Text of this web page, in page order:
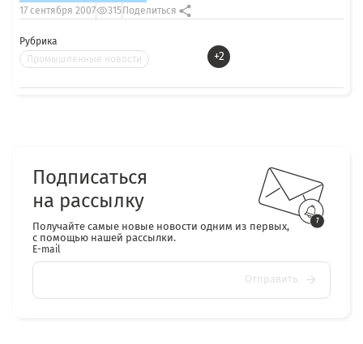
Рубрика
Промышленные новости
+2
17 сентября 2007 315 Поделиться
Подписаться
на рассылку
Получайте самые новые новости одним из первых,
с помощью нашей рассылки.
E-mail
Отправить